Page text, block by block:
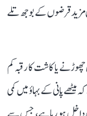
مزید قرضوں کے بوجھ تلے
یا کاشت کا رقبہ کم
پانی کے بہاؤ میں کمی